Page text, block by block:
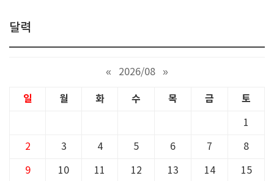
달력
« 2026/08 »
일 월 화 수 목 금 토
1
2 3 4 5 6 7 8
9 10 11 12 13 14 15